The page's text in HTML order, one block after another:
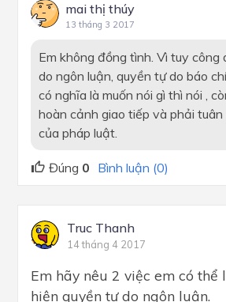
mai thị thúy
13 tháng 3 2017
Em không đồng tình. Vì tuy công
do ngôn luận, quyền tự do báo
có nghĩa là muốn nói gì thì nói ,
hoàn cảnh giao tiếp và phải
của pháp luật.
Đúng 0 Bình luận (0)
Truc Thanh
14 tháng 4 2017
Em hãy nêu 2 việc em có thể
hiện quyền tự do ngôn luận.